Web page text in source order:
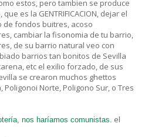
estos, pero tambien se produce
es la GENTRIFICACION, dejar el
de fondos buitres, acoso
cambiar la fisonomia de tu barrio,
de su barrio natural veo con
barrios tan bonitos de Sevilla
etc el exilio forzado, de sus
se crearon muchos ghettos
Poligonoi Norte, Poligono Sur, o Tres
nos haríamos comunistas. el